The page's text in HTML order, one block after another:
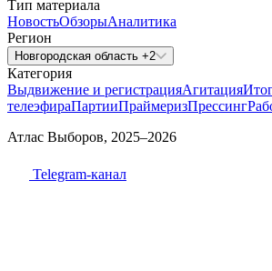
Тип материала
НовостьОбзорыАналитика
Регион
Новгородская область +2
Категория
Выдвижение и регистрацияАгитация
телеэфираПартииПраймеризПрессинг
Атлас Выборов, 2025–2026
Telegram-канал